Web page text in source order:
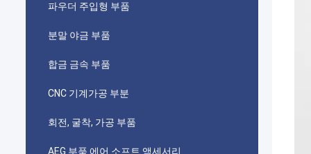
파우더 주입형 부품
분말 야금 부품
합금 금속 부품
CNC 기계가공 부분
회전, 굴착, 가공 부품
AEG 부품 에어 소프트 액세서리